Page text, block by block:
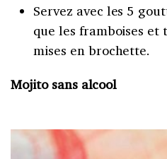
Servez avec les 5
que les framboises et
mises en brochette.
Mojito sans alcool